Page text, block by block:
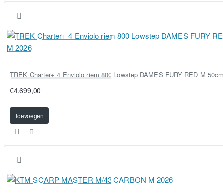
TREK Charter+ 4 Enviolo riem 800 Lowstep DAMES FURY RED M
€4.699,00
Toevoegen